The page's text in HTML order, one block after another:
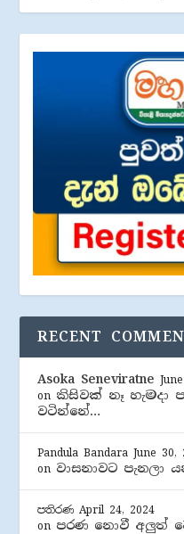
RECENT
Asoka Seneviratne
on කිසිවක් නෑ හැමදා
වටින්නේ…
Pandula Bandara June 30,
on වාසනාවට පැනලා
පතිරණ April 24, 2024
on පරණ නොවී අලුත්